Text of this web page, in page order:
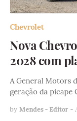
Chevrolet
Nova
2028 com
A General Motors
geração da picape
by Mendes - Editor -